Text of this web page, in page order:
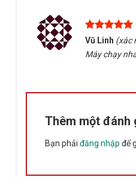
Được xếp
5
sao
Vũ Linh (xác
Máy chạy
Thêm một đánh
Bạn phải đăng nhập để